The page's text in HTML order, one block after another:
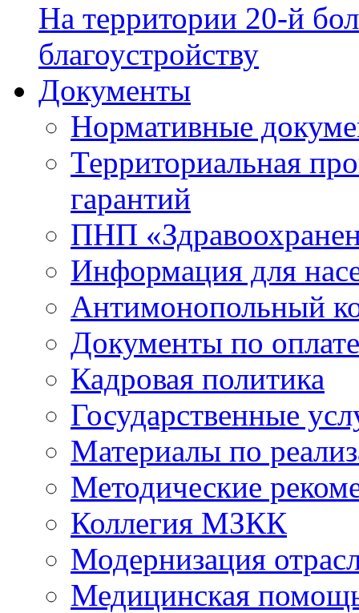
На территории 20-й
благоустройству
Документы
Нормативные
Территориальная
гарантий
ПНП
Информация для
Антимонопольный
Документы по
Кадровая политика
Государственные
Материалы по
Методические
Коллегия МЗКК
Модернизация
Медицинская